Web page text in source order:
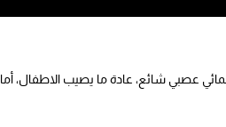
عصبي شائع، عادة ما يصيب الاطفال، أما